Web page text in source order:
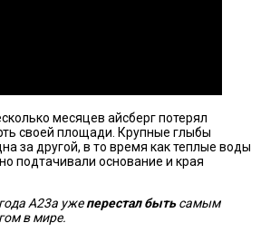
месяцев айсберг потерял
своей площади. Крупные глыбы
за другой, в то время как теплые воды
подтачивали основание и края
A23a ужеперестал бытьсамым
в мире.